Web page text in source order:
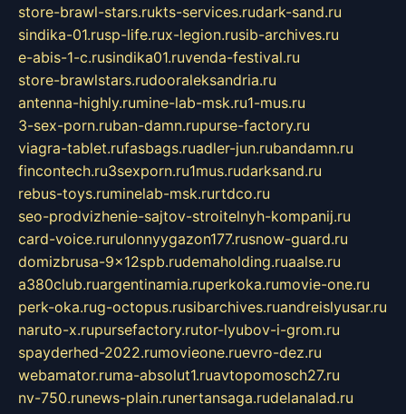
store-brawl-stars.rukts-services.rudark-sand.ru
sindika-01.rusp-life.rux-legion.rusib-archives.ru
e-abis-1-c.rusindika01.ruvenda-festival.ru
store-brawlstars.rudooraleksandria.ru
antenna-highly.rumine-lab-msk.ru1-mus.ru
3-sex-porn.ruban-damn.rupurse-factory.ru
viagra-tablet.rufasbags.ruadler-jun.rubandamn.ru
fincontech.ru3sexporn.ru1mus.rudarksand.ru
rebus-toys.ruminelab-msk.rurtdco.ru
seo-prodvizhenie-sajtov-stroitelnyh-kompanij.ru
card-voice.rurulonnyygazon177.rusnow-guard.ru
domizbrusa-9x12spb.rudemaholding.ruaalse.ru
a380club.ruargentinamia.ruperkoka.rumovie-one.ru
perk-oka.rug-octopus.rusibarchives.ruandreislyusar.ru
naruto-x.rupursefactory.rutor-lyubov-i-grom.ru
spayderhed-2022.rumovieone.ruevro-dez.ru
webamator.ruma-absolut1.ruavtopomosch27.ru
nv-750.runews-plain.runertansaga.rudelanalad.ru